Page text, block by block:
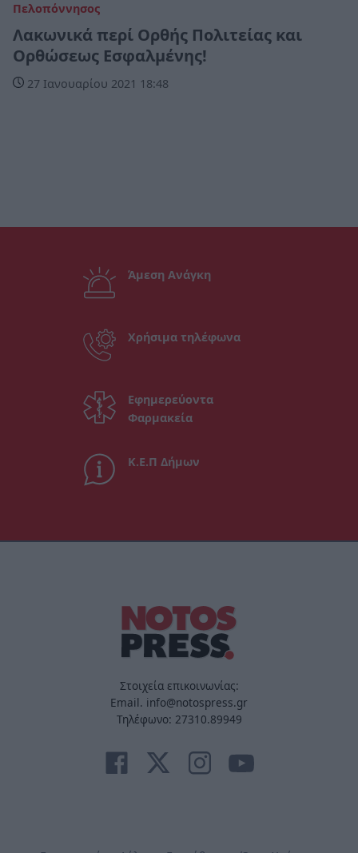
Πελοπόννησος
Λακωνικά περί Ορθής Πολιτείας και
Ορθώσεως Εσφαλμένης!
27 Ιανουαρίου 2021 18:48
Άμεση Ανάγκη
Χρήσιμα τηλέφωνα
Εφημερεύοντα
Φαρμακεία
Κ.Ε.Π Δήμων
Στοιχεία επικοινωνίας:
Email. info@notospress.gr
Τηλέφωνο: 27310.89949